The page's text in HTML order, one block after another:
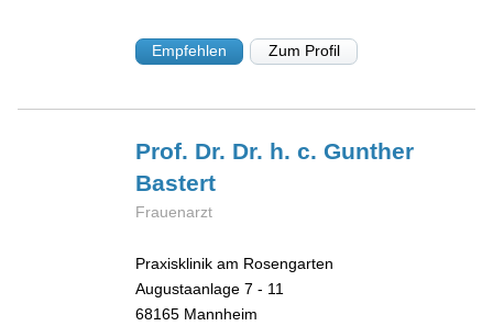
Empfehlen Zum Profil
Prof. Dr. Dr. h. c. Gunther
Bastert
Frauenarzt
Praxisklinik am Rosengarten
Augustaanlage 7 - 11
68165 Mannheim